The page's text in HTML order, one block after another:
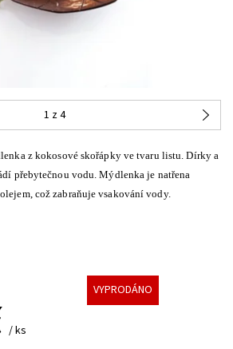
1 z 4
z kokosové skořápky ve tvaru listu. Dírky a
přebytečnou vodu. Mýdlenka je natřena
což zabraňuje vsakování vody.
VYPRODÁNO
/ ks